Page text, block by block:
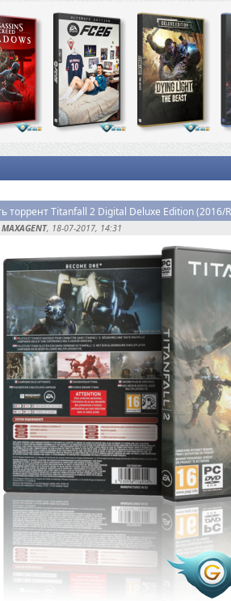
MAXAGENT, 18-07-2017, 14:31